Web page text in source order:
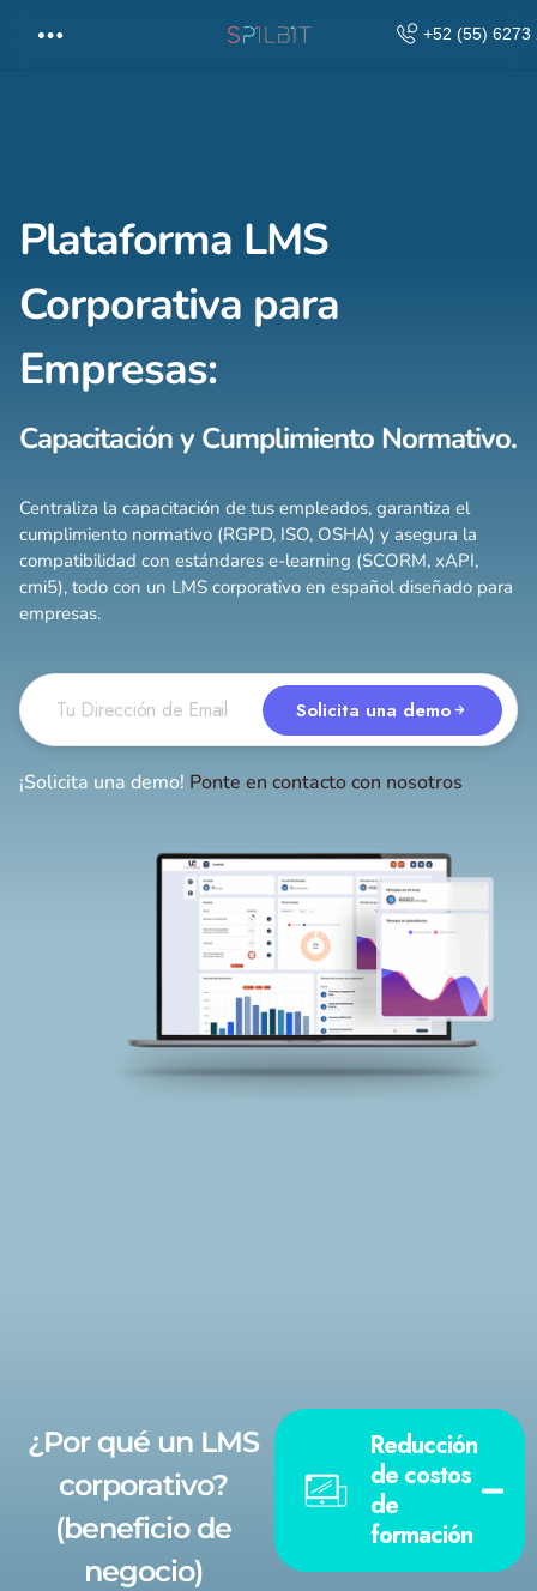
+52 (55) 6273
Plataforma LMS
Corporativa para
Empresas:
Capacitación y Cumplimiento Normativo.
Centraliza la capacitación de tus empleados, garantiza el
cumplimiento normativo (RGPD, ISO, OSHA) y asegura la
compatibilidad con estándares e-learning (SCORM, xAPI,
cmi5), todo con un LMS corporativo en español diseñado para
empresas.
Solicita una demo
¡Solicita una demo! Ponte en contacto con nosotros
¿Por qué un LMS
corporativo?
(beneficio de
negocio)
Reducción
de costos
de
formación